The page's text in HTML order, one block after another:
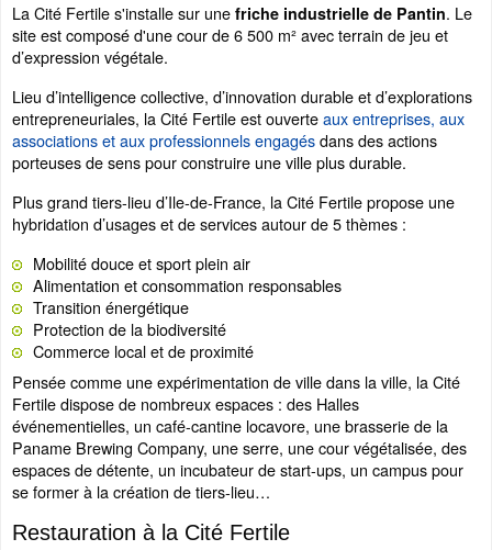
La Cité Fertile s'installe sur une friche industrielle de Pantin. Le
site est composé d'une cour de 6 500 m² avec terrain de jeu et
d’expression végétale.
Lieu d’intelligence collective, d’innovation durable et d’explorations
entrepreneuriales, la Cité Fertile est ouverteaux entreprises, aux
associations et aux professionnels engagésdans des actions
porteuses de sens pour construire une ville plus durable.
Plus grand tiers-lieu d’Ile-de-France, la Cité Fertile propose une
hybridation d’usages et de services autour de 5 thèmes :
Mobilité douce et sport plein air
Alimentation et consommation responsables
Transition énergétique
Protection de la biodiversité
Commerce local et de proximité
Pensée comme une expérimentation de ville dans la ville, la Cité
Fertile dispose de nombreux espaces : des Halles
événementielles, un café-cantine locavore, une brasserie de la
Paname Brewing Company, une serre, une cour végétalisée, des
espaces de détente, un incubateur de start-ups, un campus pour
se former à la création de tiers-lieu…
Restauration à la Cité Fertile